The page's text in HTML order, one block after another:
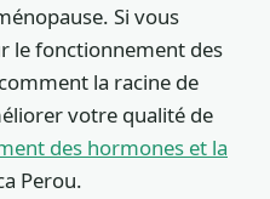
Si vous
le fonctionnement des
la racine de
votre qualité de
des hormones et la
Perou.